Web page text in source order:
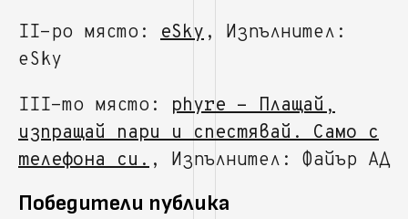
II-ро място: eSky, Изпълнител:
eSky
III-то място: phyre - Плащай,
изпращай пари и спестявай. Само с
телефона си., Изпълнител: Файър АД
Победители публика